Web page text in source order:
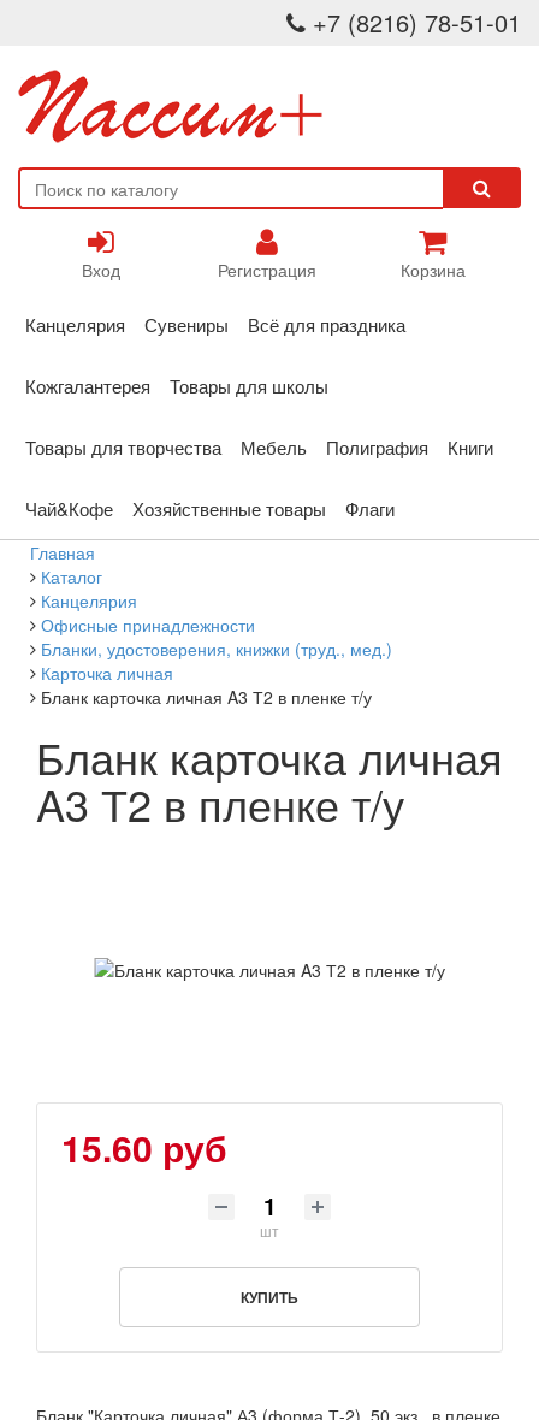
+7 (8216) 78-51-01
Вход Регистрация Корзина
Канцелярия Сувениры Всё для праздника
Кожгалантерея Товары для школы
Товары для творчества Мебель Полиграфия Книги
Чай&Кофе Хозяйственные товары Флаги
Главная
Каталог
Канцелярия
Офисные принадлежности
Бланки, удостоверения, книжки (труд., мед.)
Карточка личная
Бланк карточка личная A3 Т2 в пленке т/у
Бланк карточка личная
A3 Т2 в пленке т/у
15.60 руб
шт
КУПИТЬ
Бланк "Карточка личная" А3 (форма Т-2), 50 экз., в пленке